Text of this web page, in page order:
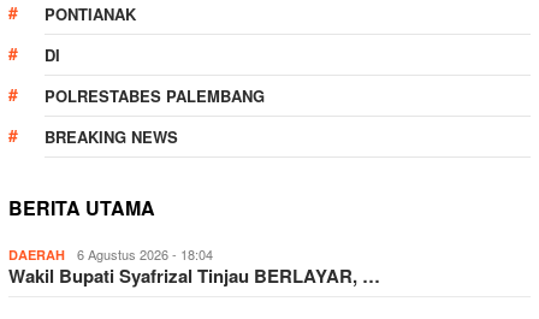
PONTIANAK
DI
POLRESTABES PALEMBANG
BREAKING NEWS
BERITA UTAMA
DAERAH 6 Agustus 2026 - 18:04
Wakil Bupati Syafrizal Tinjau BERLAYAR, …